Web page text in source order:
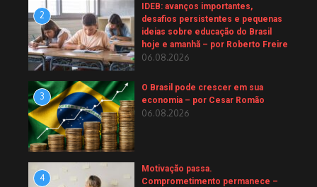
2
IDEB: avanços importantes,
desafios persistentes e pequenas
ideias sobre educação do Brasil
hoje e amanhã – por Roberto Freire
06.08.2026
3
O Brasil pode crescer em sua
economia – por Cesar Romão
06.08.2026
4
Motivação passa.
Comprometimento permanece –